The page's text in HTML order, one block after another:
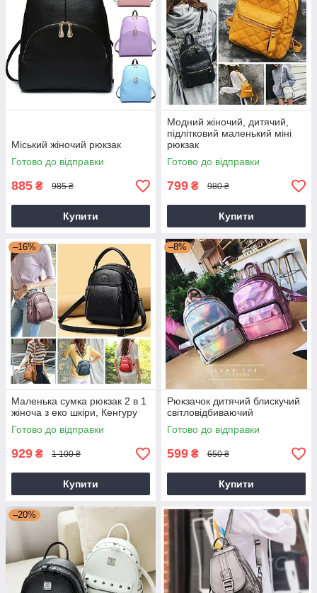
Міський жіночий рюкзак
Готово до відправки
885 ₴ 985 ₴
Купити
Модний жіночий, дитячий,
підлітковий маленький міні
рюкзак
Готово до відправки
799 ₴ 980 ₴
Купити
–16%
Маленька сумка рюкзак 2 в 1
жіноча з еко шкіри, Кенгуру
Готово до відправки
929 ₴ 1 100 ₴
Купити
–8%
Рюкзачок дитячий блискучий
світловідбиваючий
Готово до відправки
599 ₴ 650 ₴
Купити
–20%